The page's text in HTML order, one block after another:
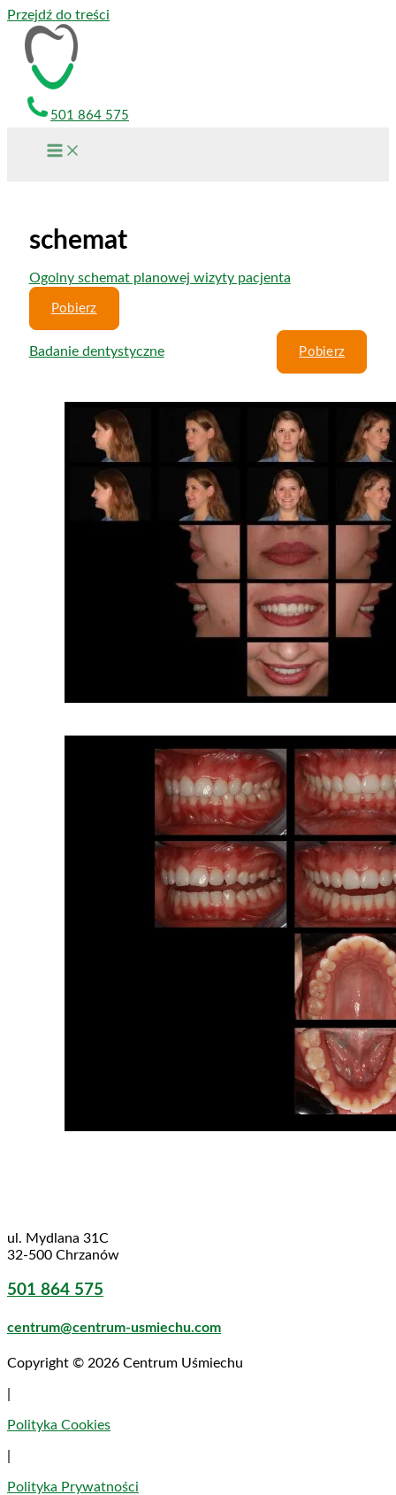
Przejdź do treści
501 864 575
schemat
Ogolny schemat planowej wizyty pacjenta
Pobierz
Badanie dentystyczne Pobierz
ul. Mydlana 31C
32-500 Chrzanów
501 864 575
centrum@centrum-usmiechu.com
Copyright © 2026 Centrum Uśmiechu
Polityka Cookies
Polityka Prywatności